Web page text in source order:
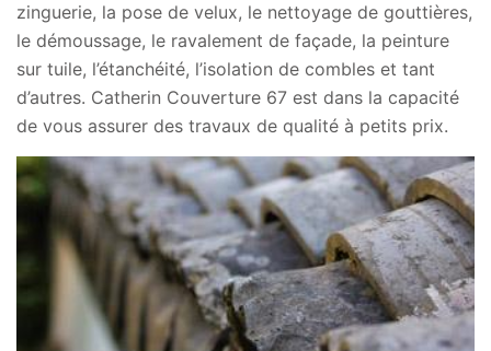
zinguerie, la pose de velux, le nettoyage de gouttières,
le démoussage, le ravalement de façade, la peinture
sur tuile, l’étanchéité, l’isolation de combles et tant
d’autres. Catherin Couverture 67 est dans la capacité
de vous assurer des travaux de qualité à petits prix.